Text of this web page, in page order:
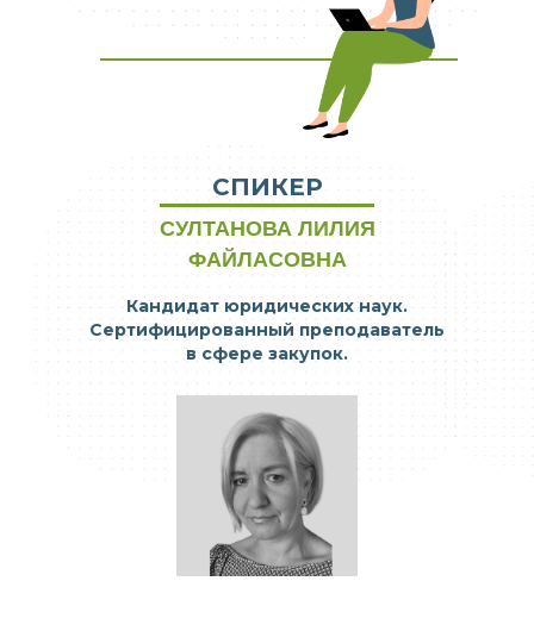
СУЛТАНОВА ЛИЛИЯ
ФАЙЛАСОВНА
Кандидат юридических наук.
Сертифицированный преподаватель
в сфере закупок.
СПИКЕР